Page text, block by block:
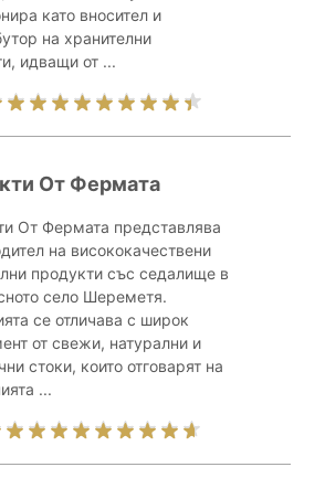
като вносител и
на хранителни
идващи от ...
От Фермата
От Фермата представлява
на висококачествени
продукти със седалище в
село Шереметя.
се отличава с широк
от свежи, натурални и
стоки, които отговарят на
...